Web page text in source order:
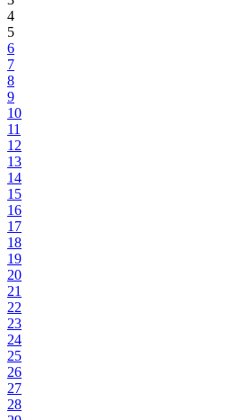
4
5
6
7
8
9
10
11
12
13
14
15
16
17
18
19
20
21
22
23
24
25
26
27
28